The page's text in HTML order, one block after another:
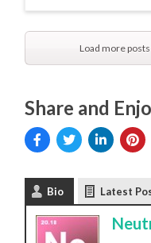
Load more posts
Share and
Bio Latest